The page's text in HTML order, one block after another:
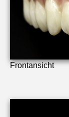
Frontansicht